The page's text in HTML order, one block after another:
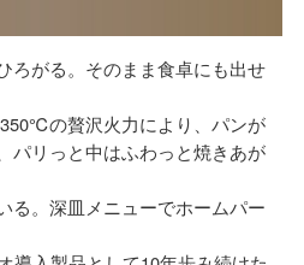
ろがる。そのまま食卓にも出せ
の贅沢火力により、パンが
パリっと中はふわっと焼きあが
る。深皿メニューでホームパー